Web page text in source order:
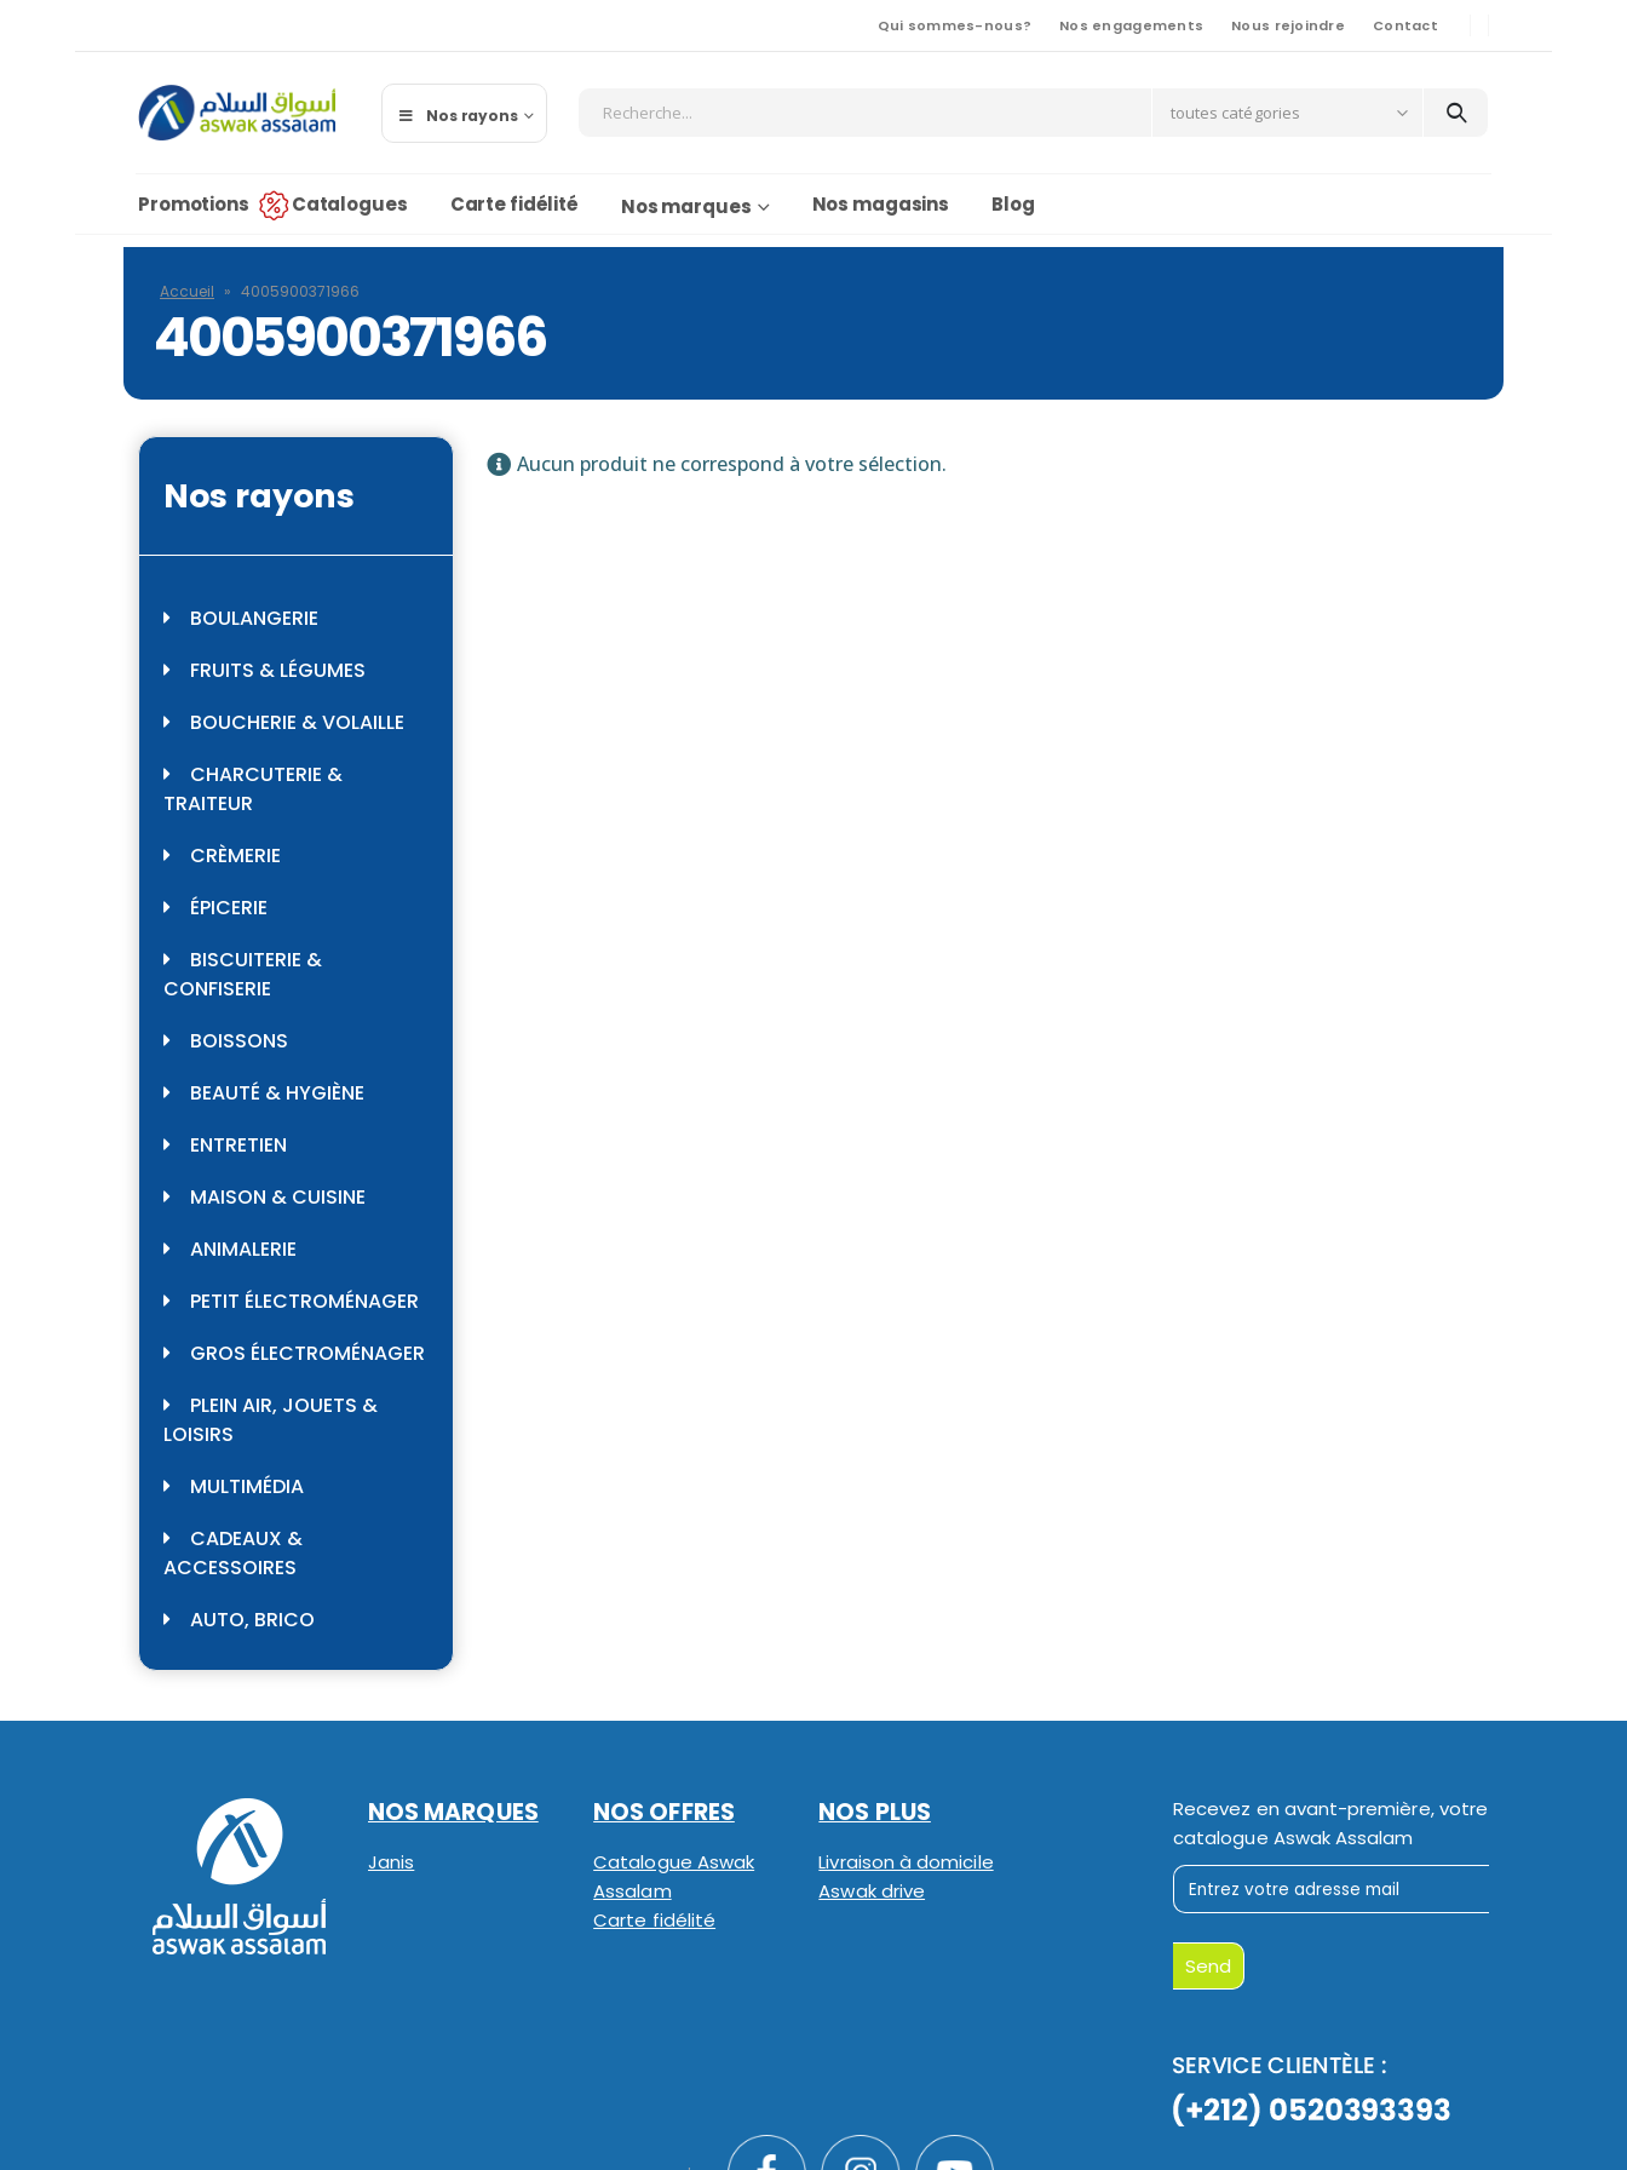
Qui sommes-nous? Nos engagements Nous rejoindre Contact
Nos rayons toutes catégories
Promotions Catalogues Carte fidélité Nos marques Nos magasins Blog
Accueil » 4005900371966
4005900371966
Aucun produit ne correspond à votre sélection.
Nos rayons
BOULANGERIE
FRUITS & LÉGUMES
BOUCHERIE & VOLAILLE
CHARCUTERIE &
TRAITEUR
CRÈMERIE
ÉPICERIE
BISCUITERIE &
CONFISERIE
BOISSONS
BEAUTÉ & HYGIÈNE
ENTRETIEN
MAISON & CUISINE
ANIMALERIE
PETIT ÉLECTROMÉNAGER
GROS ÉLECTROMÉNAGER
PLEIN AIR, JOUETS &
LOISIRS
MULTIMÉDIA
CADEAUX &
ACCESSOIRES
AUTO, BRICO
NOS MARQUES
Janis
NOS OFFRES
Catalogue Aswak
Assalam
Carte fidélité
NOS PLUS
Livraison à domicile
Aswak drive
Recevez en avant-première, votre
catalogue Aswak Assalam